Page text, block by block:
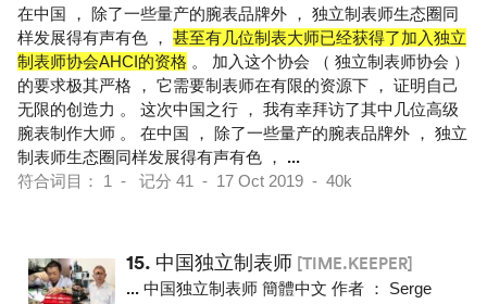
在中国 ， 除了一些量产的腕表品牌外 ， 独立制表师生态圈同
样发展得有声有色 ， 甚至有几位制表大师已经获得了加入独立
制表师协会AHCI的资格 。 加入这个协会 （ 独立制表师协会 ）
的要求极其严格 ， 它需要制表师在有限的资源下 ， 证明自己
无限的创造力 。 这次中国之行 ， 我有幸拜访了其中几位高级
腕表制作大师 。 在中国 ， 除了一些量产的腕表品牌外 ， 独立
制表师生态圈同样发展得有声有色 ， ...
符合词目： 1 - 记分 41 - 17 Oct 2019 - 40k
15. 中国独立制表师 [TIME.KEEPER]
... 中国独立制表师 簡體中文 作者 ： Serge